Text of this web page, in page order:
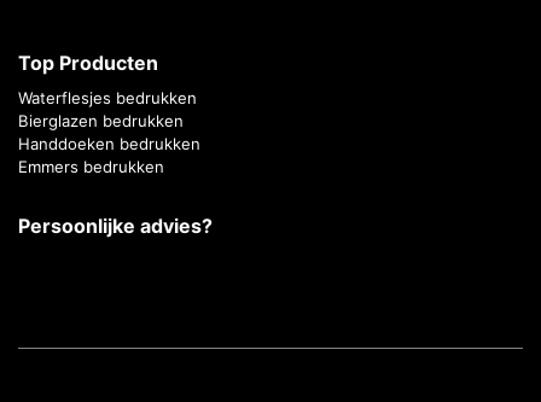
Top Producten
Waterflesjes bedrukken
Bierglazen bedrukken
Handdoeken bedrukken
Emmers bedrukken
Persoonlijke advies?